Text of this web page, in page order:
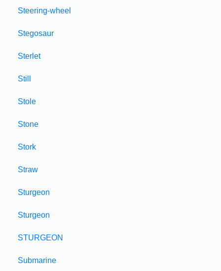
Steering-wheel
Stegosaur
Sterlet
Still
Stole
Stone
Stork
Straw
Sturgeon
Sturgeon
STURGEON
Submarine